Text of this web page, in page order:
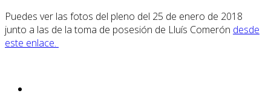
Puedes ver las fotos del pleno del 25 de enero de 2018
junto a las de la toma de posesión de Lluís Comerón desde
este enlace.